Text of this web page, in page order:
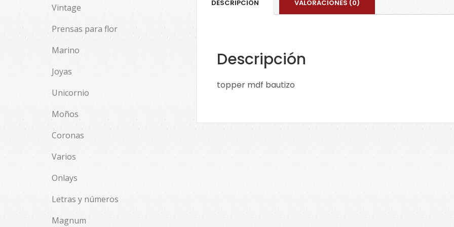
DESCRIPCIÓN VALORACIONES (0)
Descripción
topper mdf bautizo
Vintage
Prensas para flor
Marino
Joyas
Unicornio
Moños
Coronas
Varios
Onlays
Letras y números
Magnum